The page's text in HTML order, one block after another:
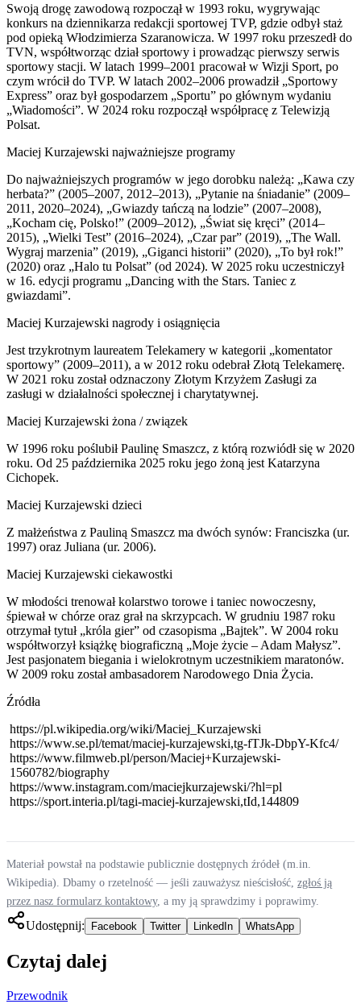
Swoją drogę zawodową rozpoczął w 1993 roku, wygrywając
konkurs na dziennikarza redakcji sportowej TVP, gdzie odbył staż
pod opieką Włodzimierza Szaranowicza. W 1997 roku przeszedł do
TVN, współtworząc dział sportowy i prowadząc pierwszy serwis
sportowy stacji. W latach 1999–2001 pracował w Wizji Sport, po
czym wrócił do TVP. W latach 2002–2006 prowadził „Sportowy
Express” oraz był gospodarzem „Sportu” po głównym wydaniu
„Wiadomości”. W 2024 roku rozpoczął współpracę z Telewizją
Polsat.
Maciej Kurzajewski najważniejsze programy
Do najważniejszych programów w jego dorobku należą: „Kawa czy
herbata?” (2005–2007, 2012–2013), „Pytanie na śniadanie” (2009–
2011, 2020–2024), „Gwiazdy tańczą na lodzie” (2007–2008),
„Kocham cię, Polsko!” (2009–2012), „Świat się kręci” (2014–
2015), „Wielki Test” (2016–2024), „Czar par” (2019), „The Wall.
Wygraj marzenia” (2019), „Giganci historii” (2020), „To był rok!”
(2020) oraz „Halo tu Polsat” (od 2024). W 2025 roku uczestniczył
w 16. edycji programu „Dancing with the Stars. Taniec z
gwiazdami”.
Maciej Kurzajewski nagrody i osiągnięcia
Jest trzykrotnym laureatem Telekamery w kategorii „komentator
sportowy” (2009–2011), a w 2012 roku odebrał Złotą Telekamerę.
W 2021 roku został odznaczony Złotym Krzyżem Zasługi za
zasługi w działalności społecznej i charytatywnej.
Maciej Kurzajewski żona / związek
W 1996 roku poślubił Paulinę Smaszcz, z którą rozwiódł się w 2020
roku. Od 25 października 2025 roku jego żoną jest Katarzyna
Cichopek.
Maciej Kurzajewski dzieci
Z małżeństwa z Pauliną Smaszcz ma dwóch synów: Franciszka (ur.
1997) oraz Juliana (ur. 2006).
Maciej Kurzajewski ciekawostki
W młodości trenował kolarstwo torowe i taniec nowoczesny,
śpiewał w chórze oraz grał na skrzypcach. W grudniu 1987 roku
otrzymał tytuł „króla gier” od czasopisma „Bajtek”. W 2004 roku
współtworzył książkę biograficzną „Moje życie – Adam Małysz”.
Jest pasjonatem biegania i wielokrotnym uczestnikiem maratonów.
W 2009 roku został ambasadorem Narodowego Dnia Życia.
Źródła
https://pl.wikipedia.org/wiki/Maciej_Kurzajewski
https://www.se.pl/temat/maciej-kurzajewski,tg-fTJk-DbpY-Kfc4/
https://www.filmweb.pl/person/Maciej+Kurzajewski-
1560782/biography
https://www.instagram.com/maciejkurzajewski/?hl=pl
https://sport.interia.pl/tagi-maciej-kurzajewski,tId,144809
Materiał powstał na podstawie publicznie dostępnych źródeł (m.in.
Wikipedia). Dbamy o rzetelność — jeśli zauważysz nieścisłość, zgłoś ją
przez nasz formularz kontaktowy, a my ją sprawdzimy i poprawimy.
Udostępnij: Facebook Twitter LinkedIn WhatsApp
Czytaj dalej
Przewodnik